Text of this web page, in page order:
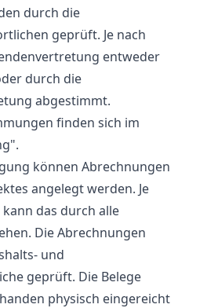
durch die
geprüft. Je nach
entweder
durch die
abgestimmt.
finden sich im
können Abrechnungen
angelegt werden. Je
das durch alle
Die Abrechnungen
und
geprüft. Die Belege
physisch eingereicht